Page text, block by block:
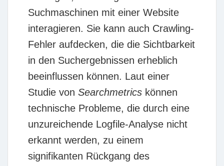
Suchmaschinen mit einer Website
interagieren. Sie kann auch Crawling-
Fehler aufdecken, die die Sichtbarkeit
in den Suchergebnissen erheblich
beeinflussen können. Laut einer
Studie von Searchmetrics können
technische Probleme, die durch eine
unzureichende Logfile-Analyse nicht
erkannt werden, zu einem
signifikanten Rückgang des